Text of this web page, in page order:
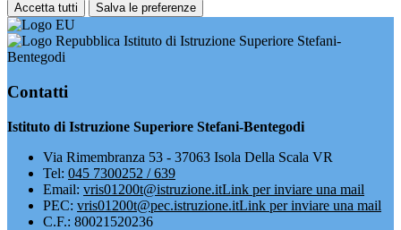
Accetta tutti Salva le preferenze
Istituto di Istruzione Superiore Stefani-
Bentegodi
Contatti
Istituto di Istruzione Superiore Stefani-Bentegodi
Via Rimembranza 53 - 37063 Isola Della Scala VR
Tel: 045 7300252 / 639
Email: vris01200t@istruzione.itLink per inviare una mail
PEC: vris01200t@pec.istruzione.itLink per inviare una mail
C.F.: 80021520236